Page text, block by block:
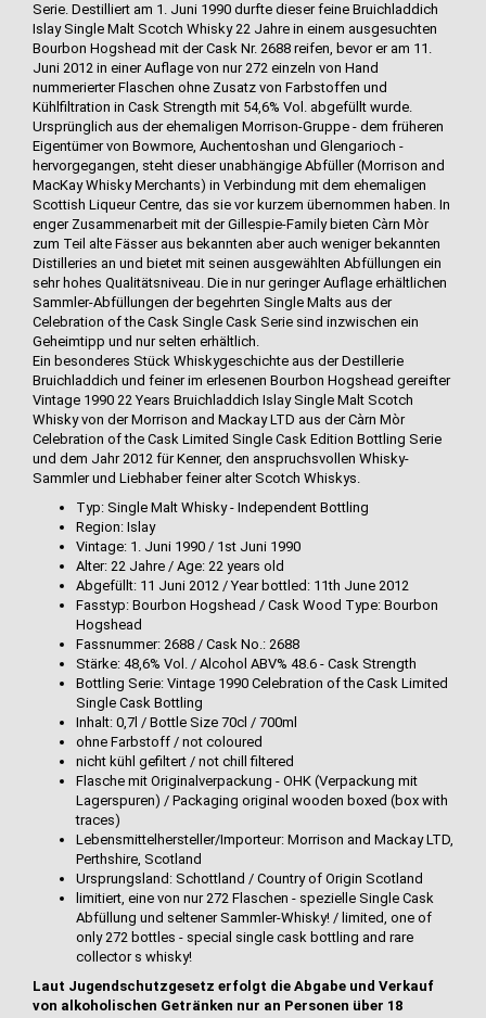
Serie. Destilliert am 1. Juni 1990 durfte dieser feine Bruichladdich
Islay Single Malt Scotch Whisky 22 Jahre in einem ausgesuchten
Bourbon Hogshead mit der Cask Nr. 2688 reifen, bevor er am 11.
Juni 2012 in einer Auflage von nur 272 einzeln von Hand
nummerierter Flaschen ohne Zusatz von Farbstoffen und
Kühlfiltration in Cask Strength mit 54,6% Vol. abgefüllt wurde.
Ursprünglich aus der ehemaligen Morrison-Gruppe - dem früheren
Eigentümer von Bowmore, Auchentoshan und Glengarioch -
hervorgegangen, steht dieser unabhängige Abfüller (Morrison and
MacKay Whisky Merchants) in Verbindung mit dem ehemaligen
Scottish Liqueur Centre, das sie vor kurzem übernommen haben. In
enger Zusammenarbeit mit der Gillespie-Family bieten Càrn Mòr
zum Teil alte Fässer aus bekannten aber auch weniger bekannten
Distilleries an und bietet mit seinen ausgewählten Abfüllungen ein
sehr hohes Qualitätsniveau. Die in nur geringer Auflage erhältlichen
Sammler-Abfüllungen der begehrten Single Malts aus der
Celebration of the Cask Single Cask Serie sind inzwischen ein
Geheimtipp und nur selten erhältlich.
Ein besonderes Stück Whiskygeschichte aus der Destillerie
Bruichladdich und feiner im erlesenen Bourbon Hogshead gereifter
Vintage 1990 22 Years Bruichladdich Islay Single Malt Scotch
Whisky von der Morrison and Mackay LTD aus der Càrn Mòr
Celebration of the Cask Limited Single Cask Edition Bottling Serie
und dem Jahr 2012 für Kenner, den anspruchsvollen Whisky-
Sammler und Liebhaber feiner alter Scotch Whiskys.
Typ: Single Malt Whisky - Independent Bottling
Region: Islay
Vintage: 1. Juni 1990 / 1st Juni 1990
Alter: 22 Jahre / Age: 22 years old
Abgefüllt: 11 Juni 2012 / Year bottled: 11th June 2012
Fasstyp: Bourbon Hogshead / Cask Wood Type: Bourbon
Hogshead
Fassnummer: 2688 / Cask No.: 2688
Stärke: 48,6% Vol. / Alcohol ABV% 48.6 - Cask Strength
Bottling Serie: Vintage 1990 Celebration of the Cask Limited
Single Cask Bottling
Inhalt: 0,7l / Bottle Size 70cl / 700ml
ohne Farbstoff / not coloured
nicht kühl gefiltert / not chill filtered
Flasche mit Originalverpackung - OHK (Verpackung mit
Lagerspuren) / Packaging original wooden boxed (box with
traces)
Lebensmittelhersteller/Importeur: Morrison and Mackay LTD,
Perthshire, Scotland
Ursprungsland: Schottland / Country of Origin Scotland
limitiert, eine von nur 272 Flaschen - spezielle Single Cask
Abfüllung und seltener Sammler-Whisky! / limited, one of
only 272 bottles - special single cask bottling and rare
collector s whisky!
Laut Jugendschutzgesetz erfolgt die Abgabe und Verkauf
von alkoholischen Getränken nur an Personen über 18